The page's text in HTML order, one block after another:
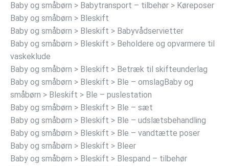
Baby og småbørn > Babytransport – tilbehør > Køreposer
Baby og småbørn > Bleskift
Baby og småbørn > Bleskift > Babyvådservietter
Baby og småbørn > Bleskift > Beholdere og opvarmere til
vaskeklude
Baby og småbørn > Bleskift > Betræk til skifteunderlag
Baby og småbørn > Bleskift > Ble – omslagBaby og
småbørn > Bleskift > Ble – puslestation
Baby og småbørn > Bleskift > Ble – sæt
Baby og småbørn > Bleskift > Ble – udslætsbehandling
Baby og småbørn > Bleskift > Ble – vandtætte poser
Baby og småbørn > Bleskift > Bleer
Baby og småbørn > Bleskift > Blespand – tilbehør